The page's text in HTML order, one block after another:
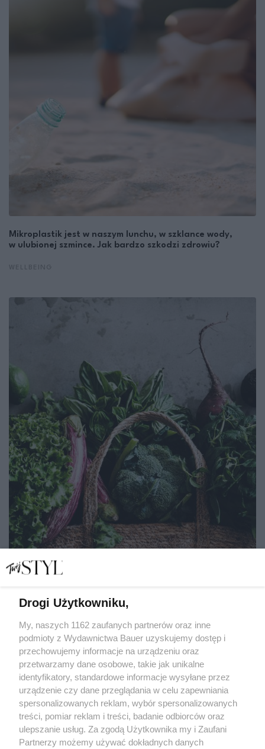
Mikroplastik jest w naszym lunchu, w szklance wody,
w ulubionej szmince. Jak bardzo szkodzi zdrowiu?
pozwala zdrowo i trwale schudnąć?
MAŁGORZATA MALINOWSKA
DIETA
Drogi Użytkowniku,
My, naszych 1162 zaufanych partnerów oraz inne
podmioty z Wydawnictwa Bauer uzyskujemy dostęp i
przechowujemy informacje na urządzeniu oraz
przetwarzamy dane osobowe, takie jak unikalne
identyfikatory, standardowe informacje wysyłane przez
urządzenie czy dane przeglądania w celu zapewniania
spersonalizowanych reklam, wybór spersonalizowanych
treści, pomiar reklam i treści, badanie odbiorców oraz
ulepszanie usług. Za zgodą Użytkownika my i Zaufani
Partnerzy możemy używać dokładnych danych